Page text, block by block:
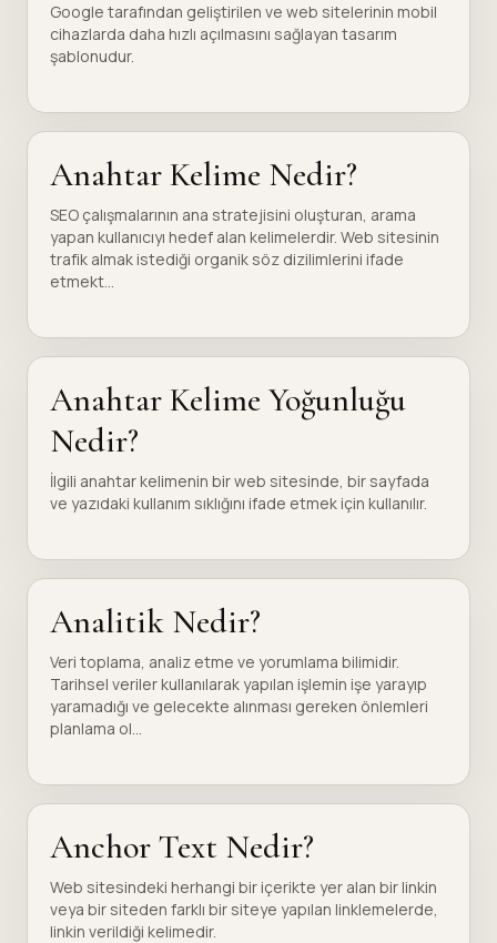
Google tarafından geliştirilen ve web sitelerinin mobil
cihazlarda daha hızlı açılmasını sağlayan tasarım
şablonudur.
Anahtar Kelime Nedir?
SEO çalışmalarının ana stratejisini oluşturan, arama
yapan kullanıcıyı hedef alan kelimelerdir. Web sitesinin
trafik almak istediği organik söz dizilimlerini ifade
etmekt...
Anahtar Kelime Yoğunluğu
Nedir?
İlgili anahtar kelimenin bir web sitesinde, bir sayfada
ve yazıdaki kullanım sıklığını ifade etmek için kullanılır.
Analitik Nedir?
Veri toplama, analiz etme ve yorumlama bilimidir.
Tarihsel veriler kullanılarak yapılan işlemin işe yarayıp
yaramadığı ve gelecekte alınması gereken önlemleri
planlama ol...
Anchor Text Nedir?
Web sitesindeki herhangi bir içerikte yer alan bir linkin
veya bir siteden farklı bir siteye yapılan linklemelerde,
linkin verildiği kelimedir.